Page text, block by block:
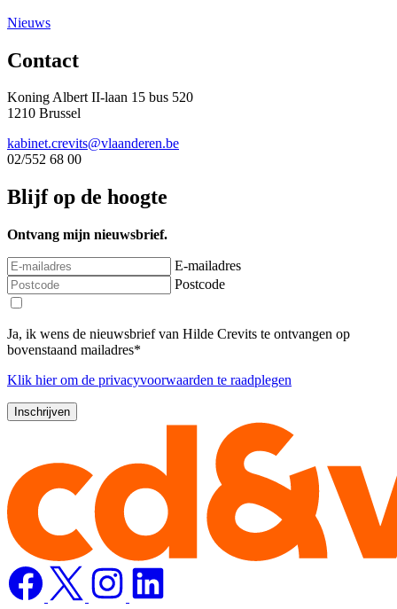
Nieuws
Contact
Koning Albert II-laan 15 bus 520
1210 Brussel
kabinet.crevits@vlaanderen.be
02/552 68 00
Blijf op de hoogte
Ontvang mijn nieuwsbrief.
E-mailadres
Postcode
Ja, ik wens de nieuwsbrief van Hilde Crevits te ontvangen op
bovenstaand mailadres*
Klik hierom de privacyvoorwaarden te raadplegen